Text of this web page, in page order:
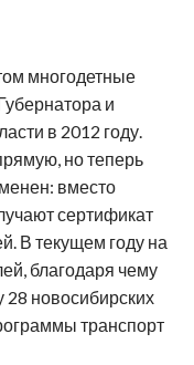
многодетные
и
в 2012 году.
но теперь
вместо
сертификат
В текущем году на
благодаря чему
новосибирских
транспорт